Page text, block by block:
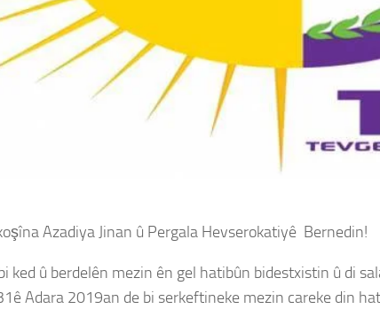
Azadiya Jinan û Pergala Hevserokatiyê Bernedin!
ked û berdelên mezin ên gel hatibûn bidestxistin û di
Adara 2019an de bi serkeftineke mezin careke din